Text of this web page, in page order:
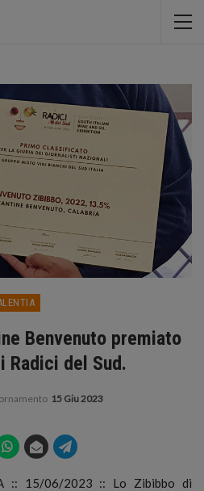
Benvenuto premiato
Radici del Sud.
15 Giu 2023
:: 15/06/2023 :: Lo Zibibbo di